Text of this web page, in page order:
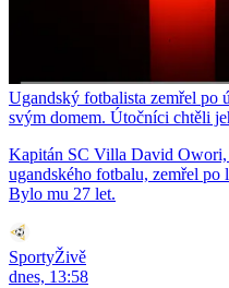
Ugandský fotbalista zemřel po
svým domem. Útočníci chtěli
Kapitán SC Villa David Owori,
ugandského fotbalu, zemřel po
Bylo mu 27 let.
SportyŽivě
dnes, 13:58